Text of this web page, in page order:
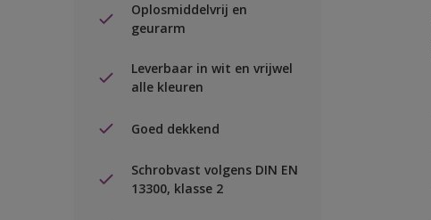
Oplosmiddelvrij en
geurarm
Leverbaar in wit en vrijwel
alle kleuren
Goed dekkend
Schrobvast volgens DIN EN
13300, klasse 2